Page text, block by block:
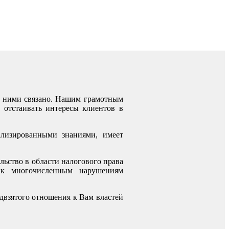
ними связано. Нашим грамотным
интересы клиентов в
знаниями, имеет
в области налогового права
многочисленным нарушениям
отношения к Вам властей